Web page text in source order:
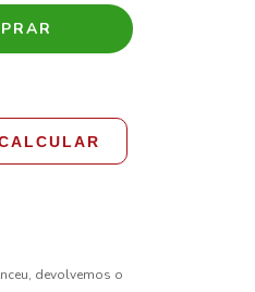
devolvemos o